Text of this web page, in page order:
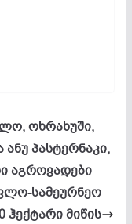
ოხრახუში,
პასტერნაკი,
აგროვადები
სამეურნეო
ჰექტარი მიწის